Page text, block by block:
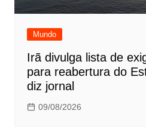
Mundo
Irã divulga lista de
para reabertura do
diz jornal
09/08/2026